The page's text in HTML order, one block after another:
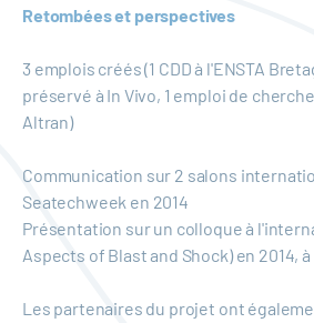
Retombées et perspectives
3 emplois créés (1 CDD à l'ENSTA
préservé à In Vivo, 1 emploi de
Altran)
Communication sur 2 salons
Seatechweek en 2014
Présentation sur un colloque à
Aspects of Blast and Shock) en 2014, à
Les partenaires du projet ont